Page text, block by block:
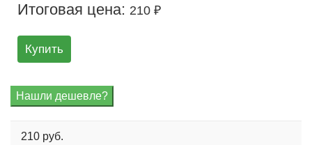
Итоговая цена: 210 ₽
Купить
210 руб.